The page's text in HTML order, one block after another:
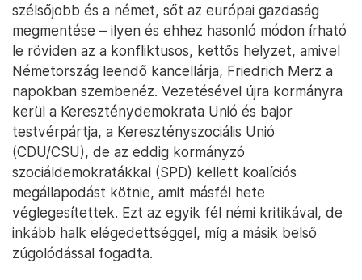
szélsőjobb és a német, sőt az európai gazdaság
megmentése – ilyen és ehhez hasonló módon írható
le röviden az a konfliktusos, kettős helyzet, amivel
Németország leendő kancellárja, Friedrich Merz a
napokban szembenéz. Vezetésével újra kormányra
kerül a Kereszténydemokrata Unió és bajor
testvérpártja, a Keresztényszociális Unió
(CDU/CSU), de az eddig kormányzó
szociáldemokratákkal (SPD) kellett koalíciós
megállapodást kötnie, amit másfél hete
véglegesítettek. Ezt az egyik fél némi kritikával, de
inkább halk elégedettséggel, míg a másik belső
zúgolódással fogadta.